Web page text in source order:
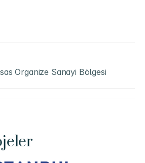
Organize Sanayi Bölgesi